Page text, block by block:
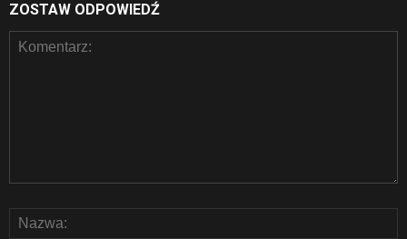
ZOSTAW ODPOWIEDŹ